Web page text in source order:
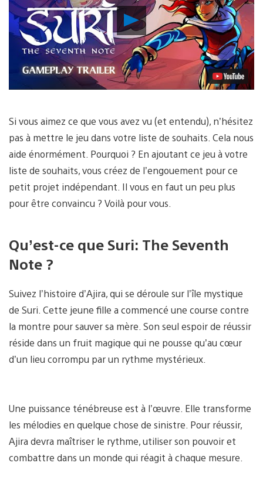
Lancer
la
vidéo
Si vous aimez ce que vous avez vu (et entendu), n’hésitez
pas à mettre le jeu dans votre liste de souhaits. Cela nous
aide énormément. Pourquoi ? En ajoutant ce jeu à votre
liste de souhaits, vous créez de l’engouement pour ce
petit projet indépendant. Il vous en faut un peu plus
pour être convaincu ? Voilà pour vous.
Qu’est-ce que Suri: The Seventh
Note ?
Suivez l’histoire d’Ajira, qui se déroule sur l’île mystique
de Suri. Cette jeune fille a commencé une course contre
la montre pour sauver sa mère. Son seul espoir de réussir
réside dans un fruit magique qui ne pousse qu’au cœur
d’un lieu corrompu par un rythme mystérieux.
Une puissance ténébreuse est à l’œuvre. Elle transforme
les mélodies en quelque chose de sinistre. Pour réussir,
Ajira devra maîtriser le rythme, utiliser son pouvoir et
combattre dans un monde qui réagit à chaque mesure.